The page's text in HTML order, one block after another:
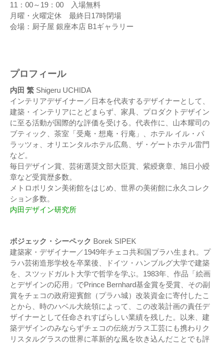
11：00～19：00 入場無料
月曜・火曜定休 最終日17時閉場
会場：厨子屋 銀座本店 B1ギャラリー
プロフィール
内田 繁 Shigeru UCHIDA
インテリアデザイナー／日本を代表するデザイナーとして、
建築・インテリアにとどまらず、家具、プロダクトデザイン
に至る活動が国際的な評価を受ける。代表作に、山本耀司の
ブティック、茶室「受庵・想庵・行庵」、ホテル イル・パ
ラッツォ、オリエンタルホテル広島、ザ・ゲートホテル雷門
など。
毎日デザイン賞、芸術選奨文部大臣賞、紫綬褒章、旭日小綬
章など受賞歴多数。
メトロポリタン美術館をはじめ、世界の美術館に永久コレク
ション多数。
内田デザイン研究所
ボジェック・シーペック Borek SIPEK
建築家・デザイナー／1949年チェコ共和国プラハ生まれ。プ
ラハ芸術造形学校を卒業後、ドイツ・ハンブルグ大学で建築
を、スツッドガルト大学で哲学を学ぶ。1983年、作品「絵画
とデザインの応用」でPrince Bernhard基金賞を受賞、その副
賞をチェコの政府迎賓館（プラハ城）改装資金に寄付したこ
とから、時のハベル大統領によって、この改装計画の責任デ
ザイナーとして任命されすばらしい業績を残した。以来、建
築デザインのみならずチェコの伝統ガラス工芸にも携わりク
リスタルグラスの世界に革新的な風を吹き込んだことでも評